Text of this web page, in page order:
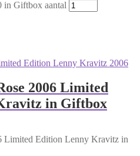
in Giftbox aantal
2006 Limited
in Giftbox
Limited Edition Lenny Kravitz in